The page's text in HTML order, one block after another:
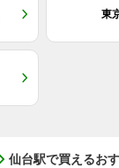
東
仙台駅で買えるお